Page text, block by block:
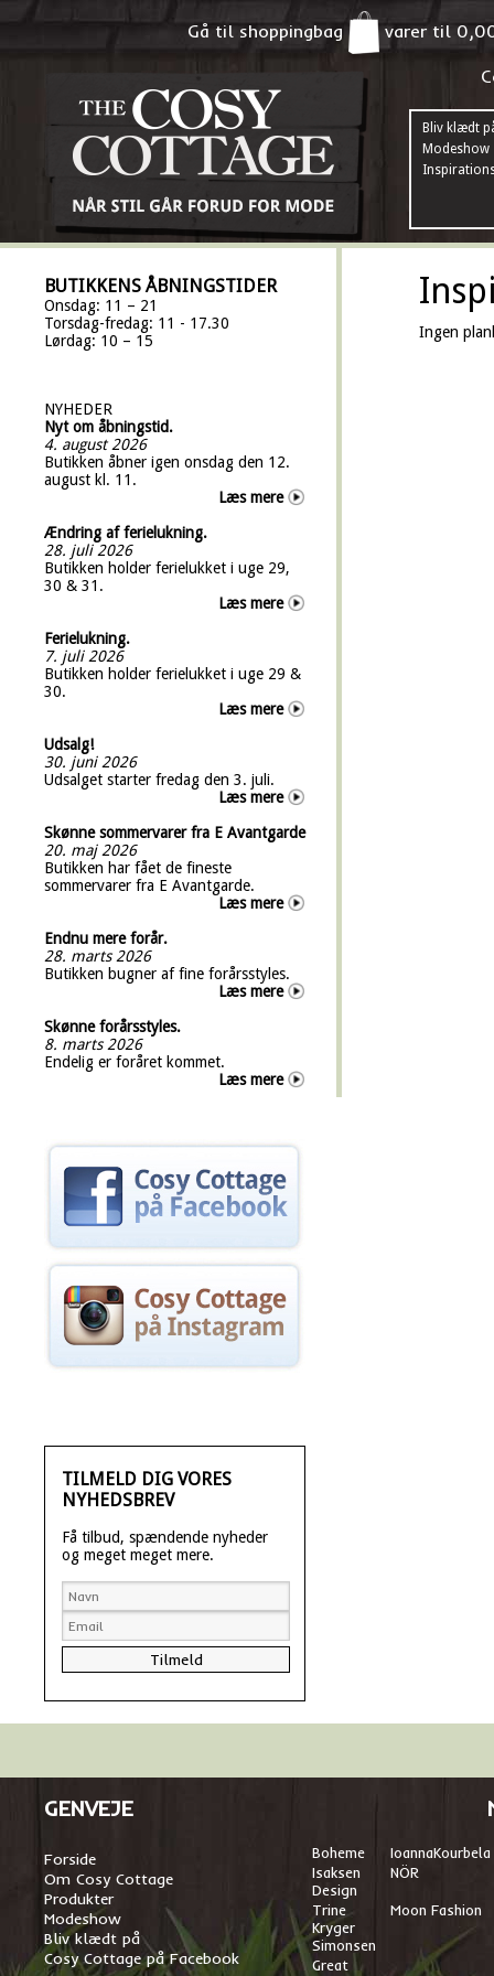
Gå til shoppingbag varer til
Bliv klædt
Modeshow
BUTIKKENS ÅBNINGSTIDER
Onsdag: 11 – 21
Torsdag-fredag: 11 - 17.30
Lørdag: 10 – 15
NYHEDER
Nyt om åbningstid.
4. august 2026
Butikken åbner igen onsdag den 12.
august kl. 11.
Læs mere
Ændring af ferielukning.
28. juli 2026
Butikken holder ferielukket i uge 29,
30 & 31.
Læs mere
Ferielukning.
7. juli 2026
Butikken holder ferielukket i uge 29 &
30.
Læs mere
Udsalg!
30. juni 2026
Udsalget starter fredag den 3. juli.
Læs mere
Skønne sommervarer fra E Avantgarde
20. maj 2026
Butikken har fået de fineste
sommervarer fra E Avantgarde.
Læs mere
Endnu mere forår.
28. marts 2026
Butikken bugner af fine forårsstyles.
Læs mere
Skønne forårsstyles.
8. marts 2026
Endelig er foråret kommet.
Læs mere
TILMELD DIG VORES
NYHEDSBREV
Få tilbud, spændende nyheder
og meget meget mere.
Ingen
GENVEJE
Forside
Om Cosy Cottage
Produkter
Modeshow
Bliv klædt på
Cosy Cottage på Facebook
Boheme IoannaKourbela
Isaksen
Design
NÖR
Trine
Kryger
Simonsen
Moon Fashion
Great